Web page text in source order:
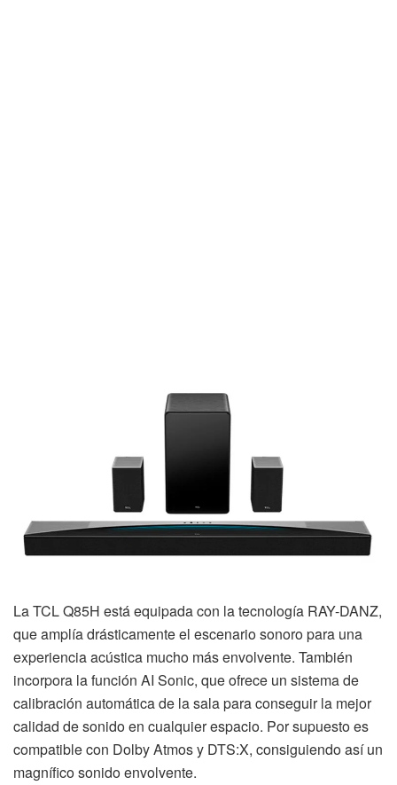
La TCL Q85H está equipada con la tecnología RAY-DANZ,
que amplía drásticamente el escenario sonoro para una
experiencia acústica mucho más envolvente. También
incorpora la función AI Sonic, que ofrece un sistema de
calibración automática de la sala para conseguir la mejor
calidad de sonido en cualquier espacio. Por supuesto es
compatible con Dolby Atmos y DTS:X, consiguiendo así un
magnífico sonido envolvente.